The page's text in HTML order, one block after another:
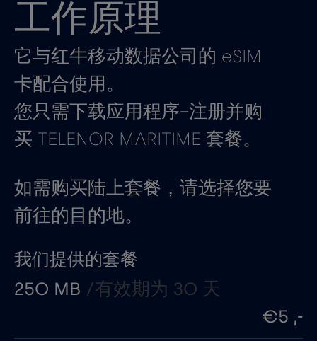
工作原理
它与红牛移动数据公司的 eSIM
卡配合使用。
您只需下载应用程序–注册并购
买 TELENOR MARITIME 套餐。
如需购买陆上套餐，请选择您要
前往的目的地。
我们提供的套餐
250 MB /有效期为 30 天
€5 ,-